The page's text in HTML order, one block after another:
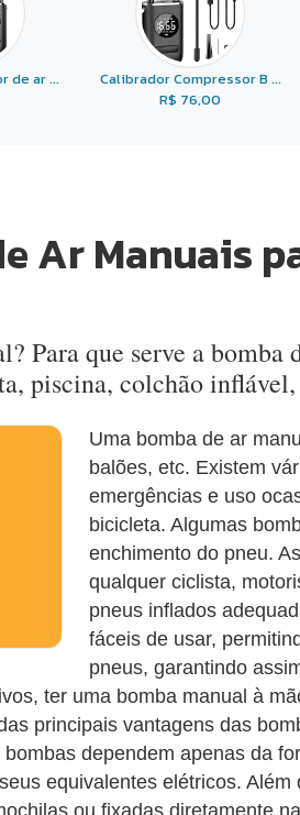
de ar ...
Calibrador Compressor B ...
R$ 76,00
Ar Manuais
Para que serve a
piscina, colchão
Uma bomba de ar
balões, etc. Existem
emergências e uso
bicicleta. Algumas
enchimento do pneu.
qualquer ciclista,
pneus inflados
fáceis de usar,
pneus, garantindo
ter uma bomba manual à
principais vantagens das
dependem apenas da
equivalentes elétricos.